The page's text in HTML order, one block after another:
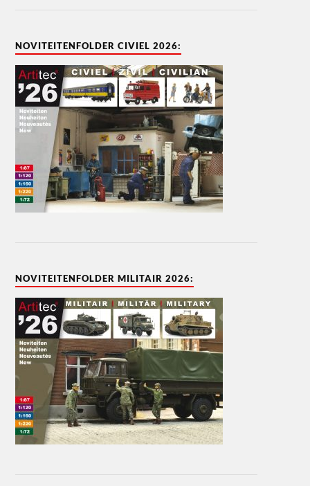
NOVITEITENFOLDER CIVIEL 2026:
NOVITEITENFOLDER MILITAIR 2026: